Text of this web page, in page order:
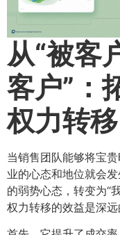
从“被客
客户”：
权力转移
当销售团队能够将宝
业的心态和地位就会
的弱势心态，转变为“
权力转移的效益是深远